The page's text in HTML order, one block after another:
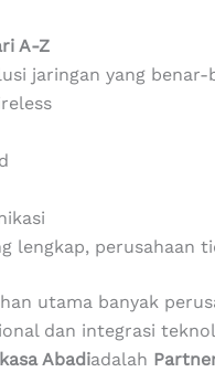
A-Z
jaringan yang
lengkap, perusahaan
utama banyak
dan integrasi
Abadiadalah